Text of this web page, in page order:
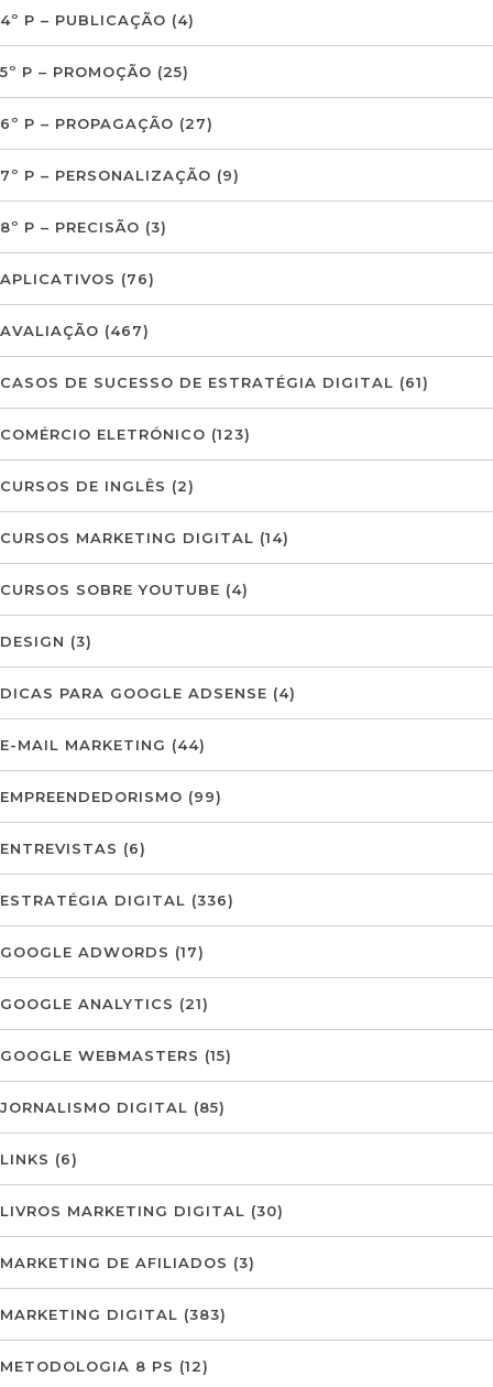
4º P – PUBLICAÇÃO (4)
5º P – PROMOÇÃO (25)
6º P – PROPAGAÇÃO (27)
7º P – PERSONALIZAÇÃO (9)
8º P – PRECISÃO (3)
APLICATIVOS (76)
AVALIAÇÃO (467)
CASOS DE SUCESSO DE ESTRATÉGIA DIGITAL (61)
COMÉRCIO ELETRÓNICO (123)
CURSOS DE INGLÊS (2)
CURSOS MARKETING DIGITAL (14)
CURSOS SOBRE YOUTUBE (4)
DESIGN (3)
DICAS PARA GOOGLE ADSENSE (4)
E-MAIL MARKETING (44)
EMPREENDEDORISMO (99)
ENTREVISTAS (6)
ESTRATÉGIA DIGITAL (336)
GOOGLE ADWORDS (17)
GOOGLE ANALYTICS (21)
GOOGLE WEBMASTERS (15)
JORNALISMO DIGITAL (85)
LINKS (6)
LIVROS MARKETING DIGITAL (30)
MARKETING DE AFILIADOS (3)
MARKETING DIGITAL (383)
METODOLOGIA 8 PS (12)